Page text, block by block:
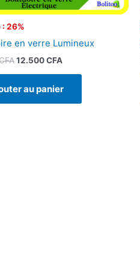
: 26%
en verre Lumineux
12.500CFA
au panier